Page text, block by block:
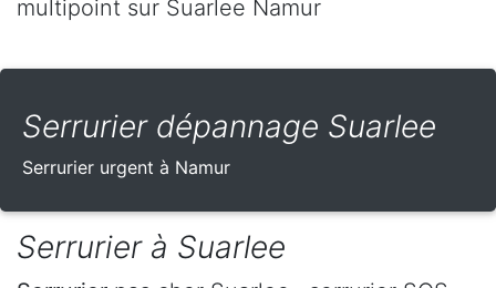
multipoint sur Suarlee Namur
Serrurier dépannage Suarlee
Serrurier urgent à Namur
Serrurier à Suarlee